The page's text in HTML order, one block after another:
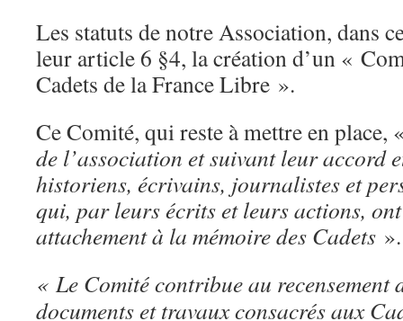
Les statuts de notre Association, dans
leur article 6 §4, la création d’un «
Cadets de la France Libre ».
Ce Comité, qui reste à mettre en place,
de l’association et suivant leur accord
historiens, écrivains, journalistes et
qui, par leurs écrits et leurs actions,
attachement à la mémoire des Cadets ».
« Le Comité contribue au recensement
documents et travaux consacrés aux